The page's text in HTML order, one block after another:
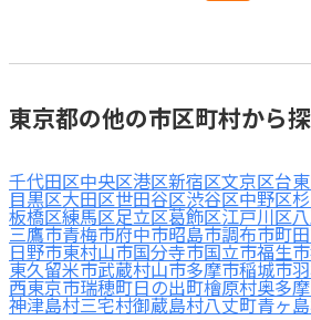
東京都の他の市区町村から
千代田区中央区港区新宿区文京区台
目黒区大田区世田谷区渋谷区中野区
板橋区練馬区足立区葛飾区江戸川区
三鷹市青梅市府中市昭島市調布市町
日野市東村山市国分寺市国立市福生市
東久留米市武蔵村山市多摩市稲城市
西東京市瑞穂町日の出町檜原村奥多
神津島村三宅村御蔵島村八丈町青ヶ